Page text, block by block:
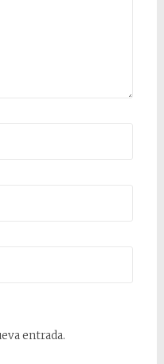
entrada.